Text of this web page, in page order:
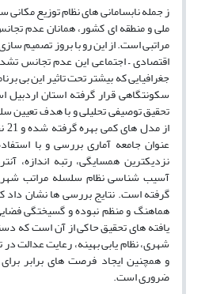
ز جمله نابسامانی های نظام توزیع
ملی و منطقه ای کشور، همانان عدم
مراتبی است. از این رو با بروز تصمیم
اقتصادی – اجتماعی این عدم تجانس
جغرافیایی که بیشتر تحت تاثیر این بی
سکونتگاهی قرار گرفته استان
تحقیق توصیفی تحلیلی و با هدف تعیین
عنوان جامعه آماری بررسی و با
نزدیکترین همسایگی، رتبه اندازه،
آسیب شناسی نظام سلسله مراتب
گرفته است. نتایج بررسی ها نشان
هماهنگ و منظم نبوده و گسیختگی
یافته های تحقیق حاکی از آن است که
شهری، نظام یابی بهینه، رعایت عدالت
و همچنین ایجاد فرصت های برابر
ضروری است.